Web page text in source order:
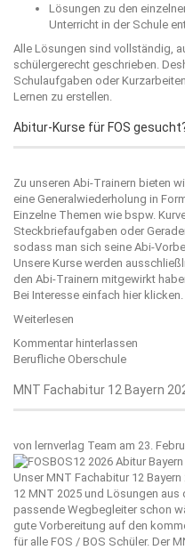
Lösungen zu den
Unterricht in der Schule
Alle Lösungen sind vollständig,
schülergerecht geschrieben.
Schulaufgaben oder
Lernen zu erstellen.
Abitur-Kurse für FOS
Zu unseren Abi-Trainern bieten
eine Generalwiederholung in
Einzelne Themen wie bspw.
Steckbriefaufgaben oder
sodass man sich seine Abi-
Unsere Kurse werden
den Abi-Trainern mitgewirkt
Bei Interesse einfach hier klicken.
Weiterlesen
Kommentar hinterlassen
Berufliche Oberschule
MNT Fachabitur 12 Bayern
von lernverlag Team am 23.
Unser MNT Fachabitur 12
12 MNT 2025 und Lösungen aus
passende Wegbegleiter schon
gute Vorbereitung auf den
für alle FOS / BOS Schüler. Der